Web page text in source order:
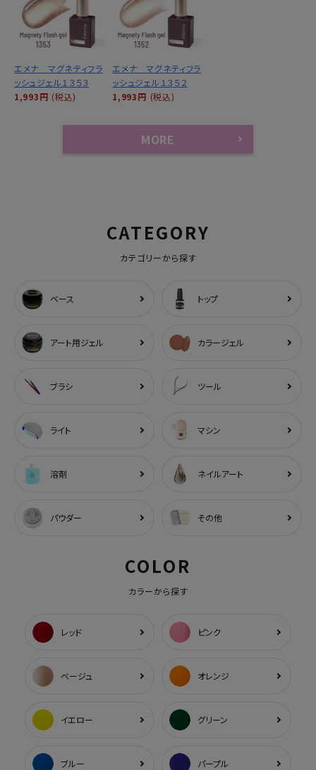
エメナ マグネティフラ
ッシュジェル１３５３
1,993円 (税込)
エメナ マグネティフラ
ッシュジェル１３５２
1,993円 (税込)
MORE
CATEGORY
カテゴリーから探す
ベース トップ
アート用ジェル カラージェル
ブラシ ツール
ライト マシン
溶剤 ネイルアート
パウダー その他
COLOR
カラーから探す
レッド ピンク
ベージュ オレンジ
イエロー グリーン
ブルー パープル